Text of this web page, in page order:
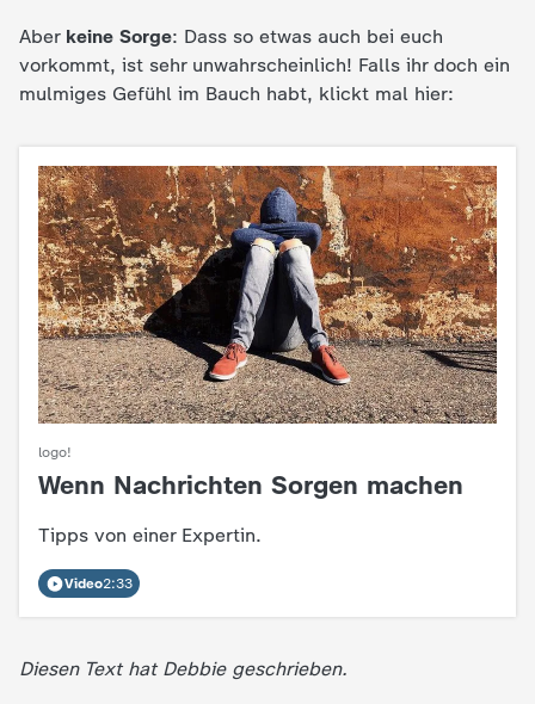
h
Aber keine Sorge: Dass so etwas auch bei euch
vorkommt, ist sehr unwahrscheinlich! Falls ihr doch ein
mulmiges Gefühl im Bauch habt, klickt mal hier:
logo!
:
Wenn Nachrichten Sorgen machen
Tipps von einer Expertin.
Video2:33
Diesen Text hat Debbie geschrieben.